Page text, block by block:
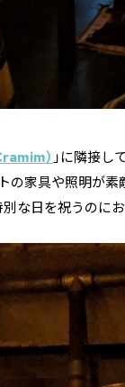
）」に隣接し
の家具や照明が
な日を祝うのにお